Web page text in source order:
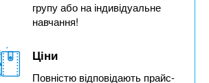
групу або на індивідуальне
навчання!
Ціни
Повністю відповідають прайс-